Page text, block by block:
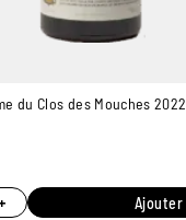
du Clos des Mouches 2022
Ajouter